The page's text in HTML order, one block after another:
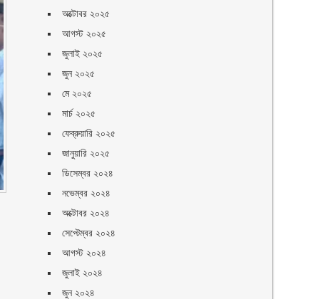
অক্টোবর ২০২৫
আগস্ট ২০২৫
জুলাই ২০২৫
জুন ২০২৫
মে ২০২৫
মার্চ ২০২৫
ফেব্রুয়ারি ২০২৫
জানুয়ারি ২০২৫
ডিসেম্বর ২০২৪
নভেম্বর ২০২৪
অক্টোবর ২০২৪
সেপ্টেম্বর ২০২৪
আগস্ট ২০২৪
জুলাই ২০২৪
জুন ২০২৪